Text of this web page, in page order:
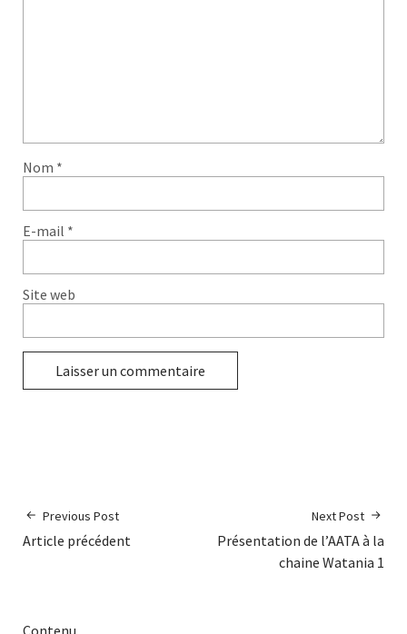
Nom *
E-mail *
Site web
Previous Post
Article précédent
Next Post
Présentation de l’AATA à la
chaine Watania 1